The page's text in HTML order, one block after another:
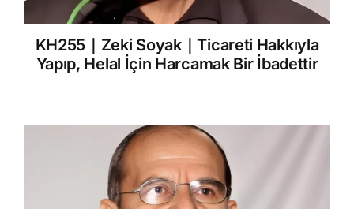
KH255｜Zeki Soyak｜Ticareti Hakkıyla
Yapıp, Helal İçin Harcamak Bir İbadettir